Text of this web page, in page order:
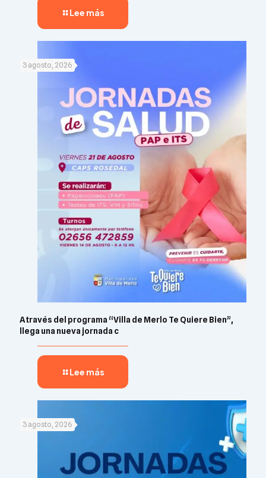
Lee más
3 agosto, 2026
A través del programa “Villa de Merlo Te Quiere Bien”,
llega una nueva jornada c
Lee más
3 agosto, 2026